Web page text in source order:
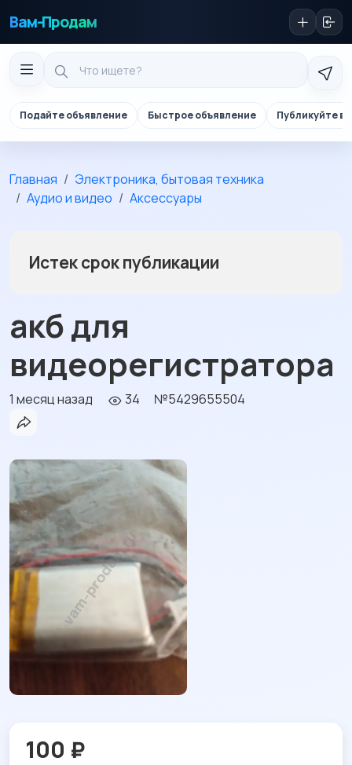
Вам-Продам
Подайте объявление Быстрое объявление Публикуйте в
Главная
Электроника, бытовая техника
Аудио и видео
Аксессуары
Истек срок публикации
акб для
видеорегистратора
1 месяц назад 34 №5429655504
100 ₽